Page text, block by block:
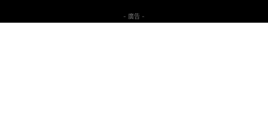
- 廣告 -